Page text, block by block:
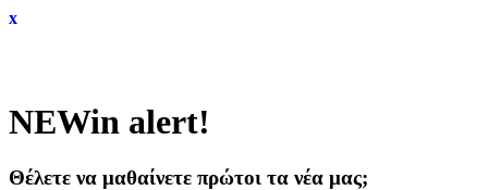
x
NEWin alert!
Θέλετε να μαθαίνετε πρώτοι τα νέα μας;